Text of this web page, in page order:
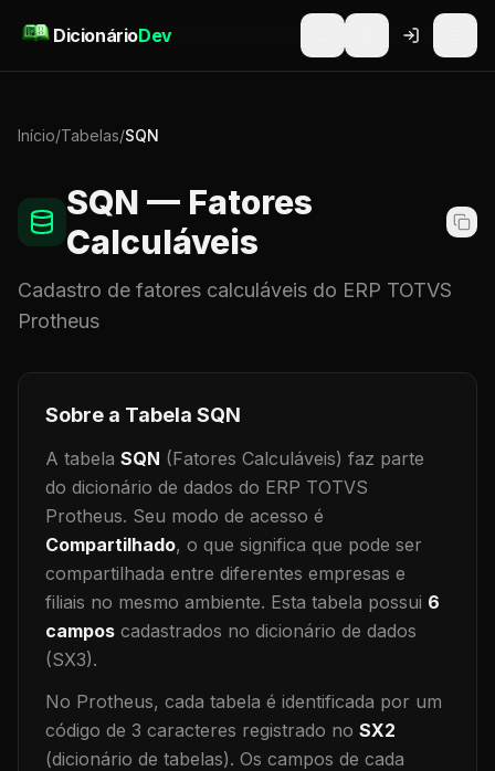
DicionárioDev
Início/Tabelas/SQN
SQN — Fatores
Calculáveis
Cadastro de fatores calculáveis do ERP TOTVS
Protheus
Sobre a Tabela SQN
A tabela SQN (Fatores Calculáveis) faz parte
do dicionário de dados do ERP TOTVS
Protheus. Seu modo de acesso é
Compartilhado, o que significa que pode ser
compartilhada entre diferentes empresas e
filiais no mesmo ambiente. Esta tabela possui 6
campos cadastrados no dicionário de dados
(SX3).
No Protheus, cada tabela é identificada por um
código de 3 caracteres registrado no SX2
(dicionário de tabelas). Os campos de cada